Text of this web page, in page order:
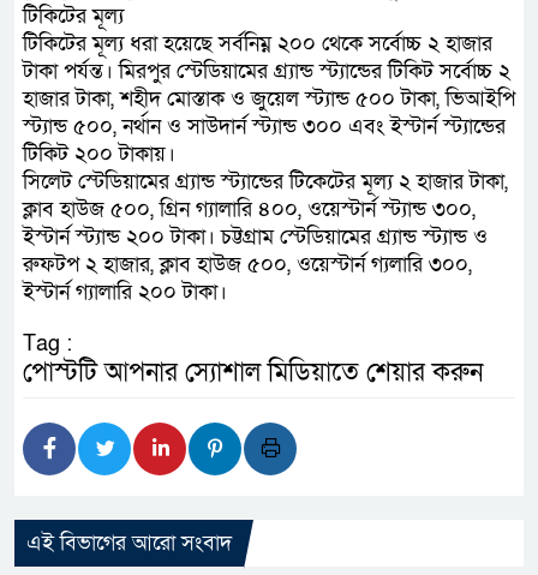
টিকিটের মূল্য
টিকিটের মূল্য ধরা হয়েছে সর্বনিম্ন ২০০ থেকে সর্বোচ্চ ২ হাজার
টাকা পর্যন্ত। মিরপুর স্টেডিয়ামের গ্র্যান্ড স্ট্যান্ডের টিকিট সর্বোচ্চ ২
হাজার টাকা, শহীদ মোস্তাক ও জুয়েল স্ট্যান্ড ৫০০ টাকা, ভিআইপি
স্ট্যান্ড ৫০০, নর্থান ও সাউদার্ন স্ট্যান্ড ৩০০ এবং ইস্টার্ন স্ট্যান্ডের
টিকিট ২০০ টাকায়।
সিলেট স্টেডিয়ামের গ্র্যান্ড স্ট্যান্ডের টিকেটের মূল্য ২ হাজার টাকা,
ক্লাব হাউজ ৫০০, গ্রিন গ্যালারি ৪০০, ওয়েস্টার্ন স্ট্যান্ড ৩০০,
ইস্টার্ন স্ট্যান্ড ২০০ টাকা। চট্টগ্রাম স্টেডিয়ামের গ্র্যান্ড স্ট্যান্ড ও
রুফটপ ২ হাজার, ক্লাব হাউজ ৫০০, ওয়েস্টার্ন গ্যলারি ৩০০,
ইস্টার্ন গ্যালারি ২০০ টাকা।
Tag :
পোস্টটি আপনার স্যোশাল মিডিয়াতে শেয়ার করুন
এই বিভাগের আরো সংবাদ